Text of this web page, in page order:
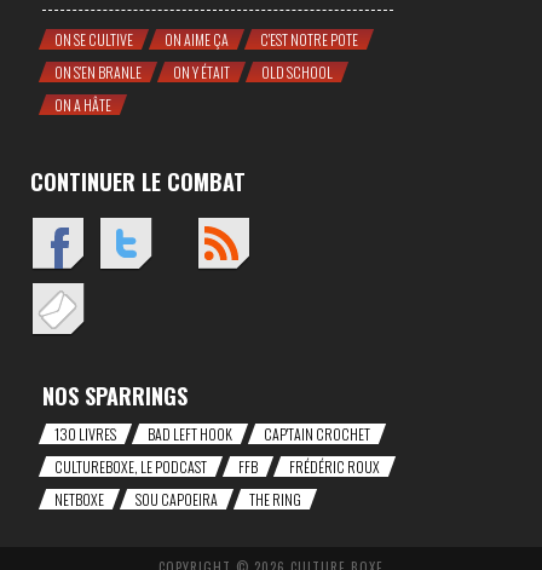
ON SE CULTIVE ON AIME ÇA
C'EST NOTRE POTE
ON S'EN BRANLE
ON Y ÉTAIT
OLD SCHOOL
ON A HÂTE
CONTINUER LE COMBAT
NOS SPARRINGS
130 LIVRES BAD LEFT HOOK
CAP'TAIN CROCHET
CULTUREBOXE, LE PODCAST
FFB
FRÉDÉRIC ROUX
NETBOXE
SOU CAPOEIRA THE RING